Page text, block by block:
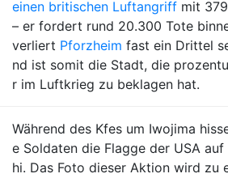
einen britischen Luftangriff mit
– er fordert rund 20.300 Tote
verliert Pforzheim fast ein Drittel
nd ist somit die Stadt, die
r im Luftkrieg zu beklagen hat.
Während des Kfes um Iwojima
e Soldaten die Flagge der USA
hi. Das Foto dieser Aktion wird zu